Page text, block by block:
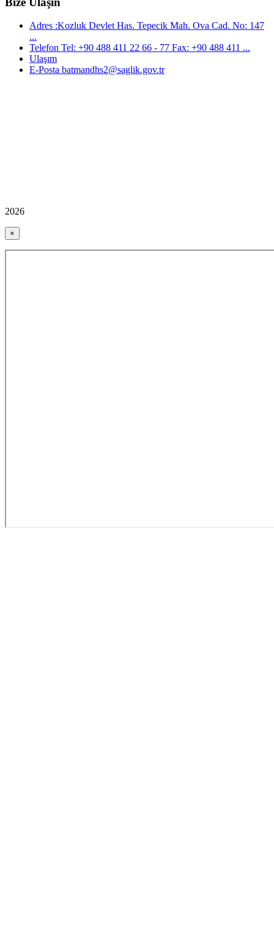
Adres :Kozluk Devlet Has. Tepecik Mah. Ova Cad. No: 147
...
Telefon Tel: +90 488 411 22 66 - 77 Fax: +90 488 411 ...
Ulaşım
E-Posta batmandhs2@saglik.gov.tr
2026
×